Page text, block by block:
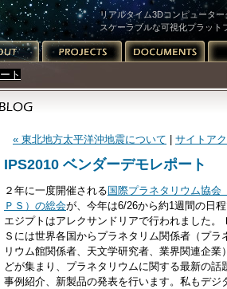
リアルタイム3Dコンピュータ
スケーラブルな可視化プラット
ニュー
ト
« 東北地方太平洋沖地震について サイトア
IPS2010 ベンダーデモレポート
２年に一度開催される 国際プラネタリウム協会
ＰＳ）の総会が、今年は6/26から約1週間の日
エジプトはアレクサンドリアで行われました。
Ｓには世界各国からプラネタリム関係者（プラ
リウム館関係者、天文学研究者、業界関連企業
どが集まり、プラネタリウムに関する最新の話
事例紹介、新製品の発表を行います。私もデジ